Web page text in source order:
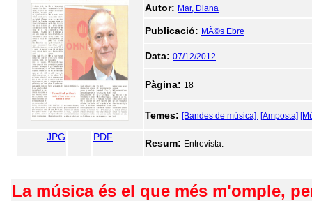
Autor: Mar, Diana
Publicació: MÃ©s Ebre
Data: 07/12/2012
Pàgina: 18
Temes: [Bandes de música] [Amposta]
JPG PDF
Resum: Entrevista.
La música és el que més m'omple,